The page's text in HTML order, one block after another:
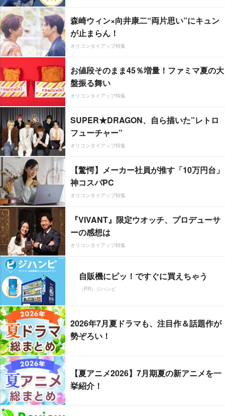
森崎ウィン×向井康二“両片思い”にキュン
が止まらん！
オリコンタイアップ特集
お値段そのまま45％増量！ファミマ夏の大
盤振る舞い
オリコンタイアップ特集
SUPER★DRAGON、自ら描いた”レトロ
フューチャー”
オリコンタイアップ特集
【驚愕】メーカー社員が推す「10万円台」
神コスパPC
オリコンタイアップ特集
『VIVANT』限定ウオッチ、プロデューサ
ーの感想は
オリコンタイアップ特集
自販機にピッ！ですぐに買えちゃう
（PR）ジハンピ
2026年7月夏ドラマも、注目作＆話題作が
勢ぞろい！
【夏アニメ2026】7月期夏の新アニメを一
挙紹介！